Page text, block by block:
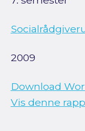
2009
Download
Vis denne